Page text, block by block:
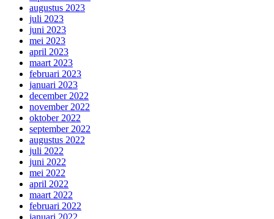
augustus 2023
juli 2023
juni 2023
mei 2023
april 2023
maart 2023
februari 2023
januari 2023
december 2022
november 2022
oktober 2022
september 2022
augustus 2022
juli 2022
juni 2022
mei 2022
april 2022
maart 2022
februari 2022